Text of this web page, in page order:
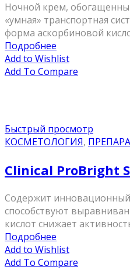
Ночной крем,
«умная» транспортная
форма аскорбиновой
Подробнее
Add to Wishlist
Add To Compare
Быстрый просмотр
КОСМЕТОЛОГИЯ,
Clinical ProBright
Содержит
способствуют
кислот снижает
Подробнее
Add to Wishlist
Add To Compare